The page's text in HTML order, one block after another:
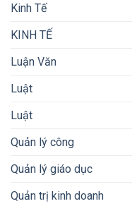
Kinh Tế
KINH TẾ
Luận Văn
Luật
Luật
Quản lý công
Quản lý giáo dục
Quản trị kinh doanh